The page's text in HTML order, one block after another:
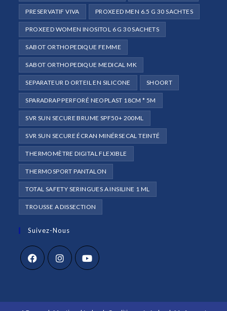
PRESERVATIF VIVA PROXEED MEN 6.5 G 30 SACHTES
PROXEED WOMEN INOSITOL 6 G 30 SACHETS
SABOT ORTHOPEDIQUE FEMME
SABOT ORTHOPEDIQUE MEDICAL MK
SEPARATEUR D ORTEIL EN SILICONE SHOORT
SPARADRAP PERFORÉ NEOPLAST 18CM * 5M
SVR SUN SECURE BRUME SPF50+ 200ML
SVR SUN SECURE ÉCRAN MINÉRSECAL TEINTÉ
THERMOMÈTRE DIGITAL FLEXIBLE
THERMOSPORT PANTALON
TOTAL SAFETY SERINGUES A INSILINE 1 ML
TROUSSE A DISSECTION
Suivez-Nous
un
un
un